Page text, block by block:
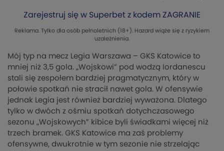
Zarejestruj się w Superbet z kodem ZAGRANIE
Reklama. Tylko dla osób pełnoletnich (18+). Hazard wiąże się z ryzykiem
uzależnienia.
Mój typ na mecz Legia Warszawa – GKS Katowice to
mniej niż 3,5 gola. „Wojskowi” pod wodzą Iordanescu
stali się zespołem bardziej pragmatycznym, który w
połowie spotkań nie stracił nawet gola. W ofensywie
jednak Legia jest również bardziej wyważona. Dlatego
tylko w dwóch z ośmiu spotkań dotychczasowego
sezonu „Wojskowych” kibice byli świadkami więcej niż
trzech bramek. GKS Katowice ma zaś problemy
ofensywne, dwukrotnie w tym sezonie nie strzelając